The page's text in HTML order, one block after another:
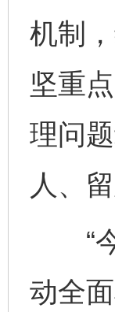
机制
坚重
理问
人、
“今
动全